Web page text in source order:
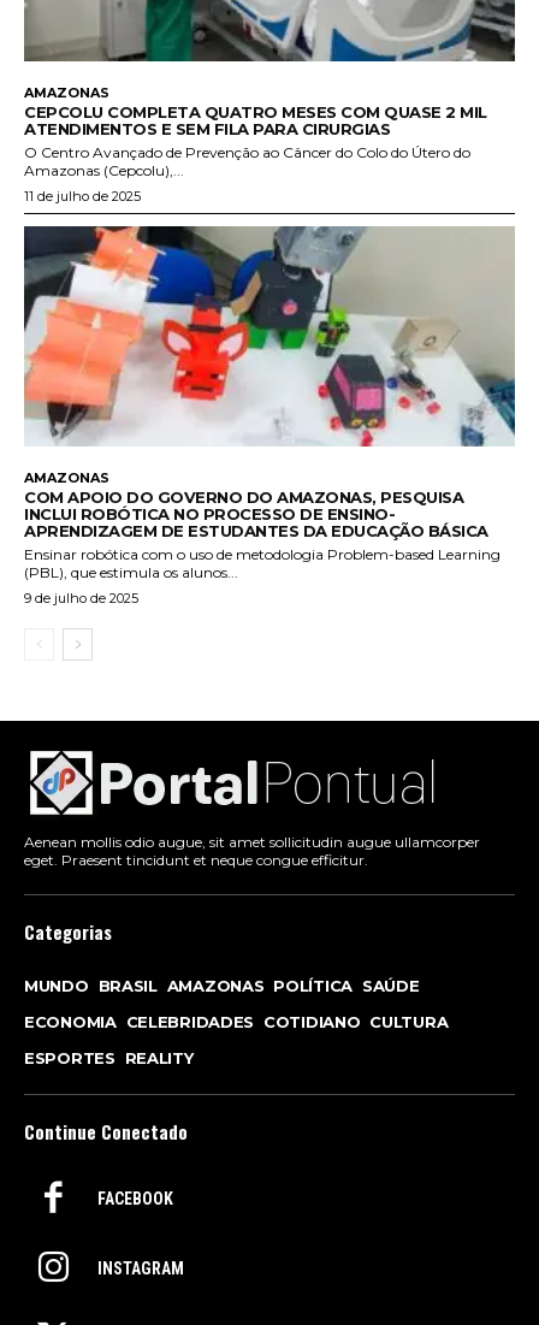
AMAZONAS
CEPCOLU COMPLETA QUATRO MESES COM QUASE 2 MIL
ATENDIMENTOS E SEM FILA PARA CIRURGIAS
O Centro Avançado de Prevenção ao Câncer do Colo do Útero do
Amazonas (Cepcolu),...
11 de julho de 2025
AMAZONAS
COM APOIO DO GOVERNO DO AMAZONAS, PESQUISA
INCLUI ROBÓTICA NO PROCESSO DE ENSINO-
APRENDIZAGEM DE ESTUDANTES DA EDUCAÇÃO BÁSICA
Ensinar robótica com o uso de metodologia Problem-based Learning
(PBL), que estimula os alunos...
9 de julho de 2025
Aenean mollis odio augue, sit amet sollicitudin augue ullamcorper
eget. Praesent tincidunt et neque congue efficitur.
Categorias
MUNDO BRASIL AMAZONAS POLÍTICA SAÚDE
ECONOMIA CELEBRIDADES COTIDIANO CULTURA
ESPORTES
REALITY
Continue Conectado
FACEBOOK
INSTAGRAM